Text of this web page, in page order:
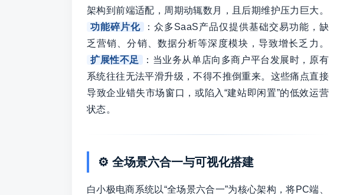
架构到前端适配，周期动辄数月，且后期维护压力巨大。
功能碎片化
：众多SaaS产品仅提供基础交易功能，缺
乏营销、分销、数据分析等深度模块，导致增长乏力。
扩展性不足
：当业务从单店向多商户平台发展时，原有
系统往往无法平滑升级，不得不推倒重来。这些痛点直接
导致企业错失市场窗口，或陷入“建站即闲置”的低效运营
状态。
⚙️ 全场景六合一与可视化搭建
白小极电商系统以“全场景六合一”为核心架构，将PC端、